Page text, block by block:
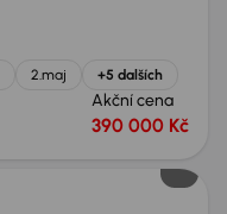
2.maj +5 dalších
Akční cena
390 000 Kč